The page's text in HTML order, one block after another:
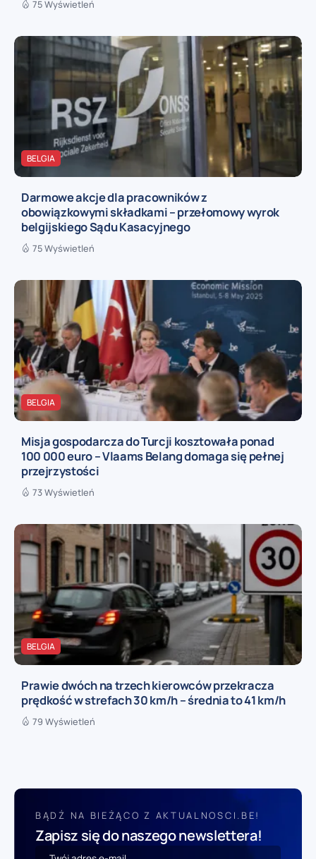
75 Wyświetleń
BELGIA
Darmowe akcje dla pracowników z
obowiązkowymi składkami – przełomowy wyrok
belgijskiego Sądu Kasacyjnego
75 Wyświetleń
BELGIA
Misja gospodarcza do Turcji kosztowała ponad
100 000 euro – Vlaams Belang domaga się pełnej
przejrzystości
73 Wyświetleń
BELGIA
Prawie dwóch na trzech kierowców przekracza
prędkość w strefach 30 km/h – średnia to 41 km/h
79 Wyświetleń
BĄDŹ NA BIEŻĄCO Z AKTUALNOSCI.BE!
Zapisz się do naszego newslettera!